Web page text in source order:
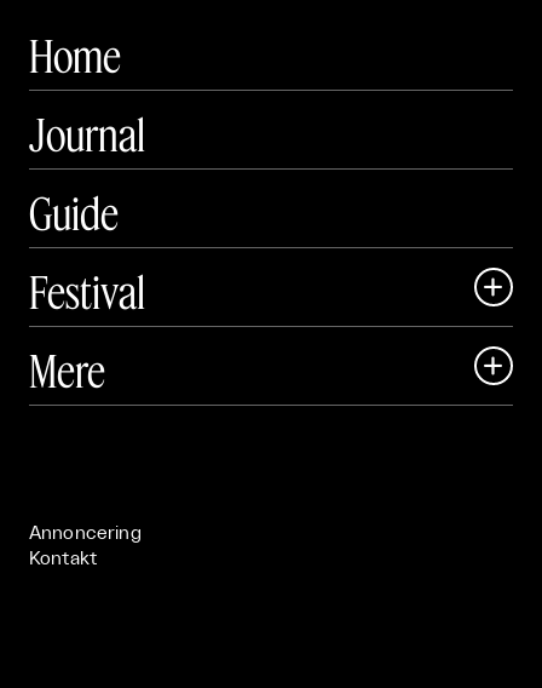
Home
Journal
Guide
Festival

 Art Matter Festival
Mere 
Annoncering
Kontakt